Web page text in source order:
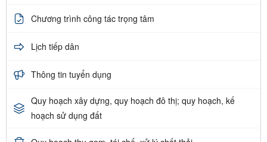
Chương trình công tác trọng tâm
Lịch tiếp dân
Thông tin tuyển dụng
Quy hoạch xây dựng, quy hoạch đô thị; quy hoạch, kế
hoạch sử dụng đất